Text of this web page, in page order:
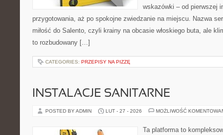
wskazówki – od pierwszej
przygotowania, aż po spokojne zwiedzanie na miejscu. Nazwa
miłość do Salento, czyli krainy na obcasie włoskiego buta, ale
to rozbudowany […]
CATEGORIES: PRZEPISY NA PIZZĘ
INSTALACJE SANITARNE
POSTED BY ADMIN LUT - 27 - 2026 MOŻLIWOŚĆ
Ta platforma to